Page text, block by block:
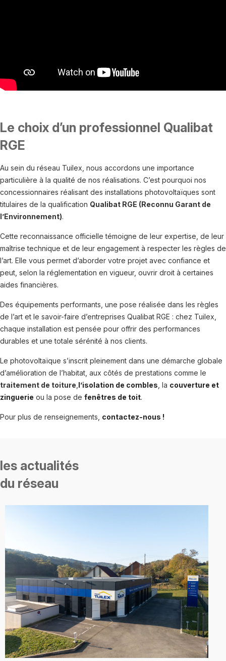
Le choix d’un professionnel Qualibat
RGE
Au sein du réseau Tuilex, nous accordons une importance
particulière à la qualité de nos réalisations. C’est pourquoi nos
concessionnaires réalisant des installations photovoltaïques sont
titulaires de la qualification Qualibat RGE (Reconnu Garant de
l’Environnement).
Cette reconnaissance officielle témoigne de leur expertise, de leur
maîtrise technique et de leur engagement à respecter les règles de
l’art. Elle vous permet d’aborder votre projet avec confiance et
peut, selon la réglementation en vigueur, ouvrir droit à certaines
aides financières.
Des équipements performants, une pose réalisée dans les règles
de l’art et le savoir-faire d’entreprises Qualibat RGE : chez Tuilex,
chaque installation est pensée pour offrir des performances
durables et une totale sérénité à nos clients.
Le photovoltaïque s’inscrit pleinement dans une démarche globale
d’amélioration de l’habitat, aux côtés de prestations comme le
traitement de toiture l’isolation de combles , la couverture et
zinguerie ou la pose de fenêtres de toit.
Pour plus de renseignements, contactez-nous !
les actualités
du réseau